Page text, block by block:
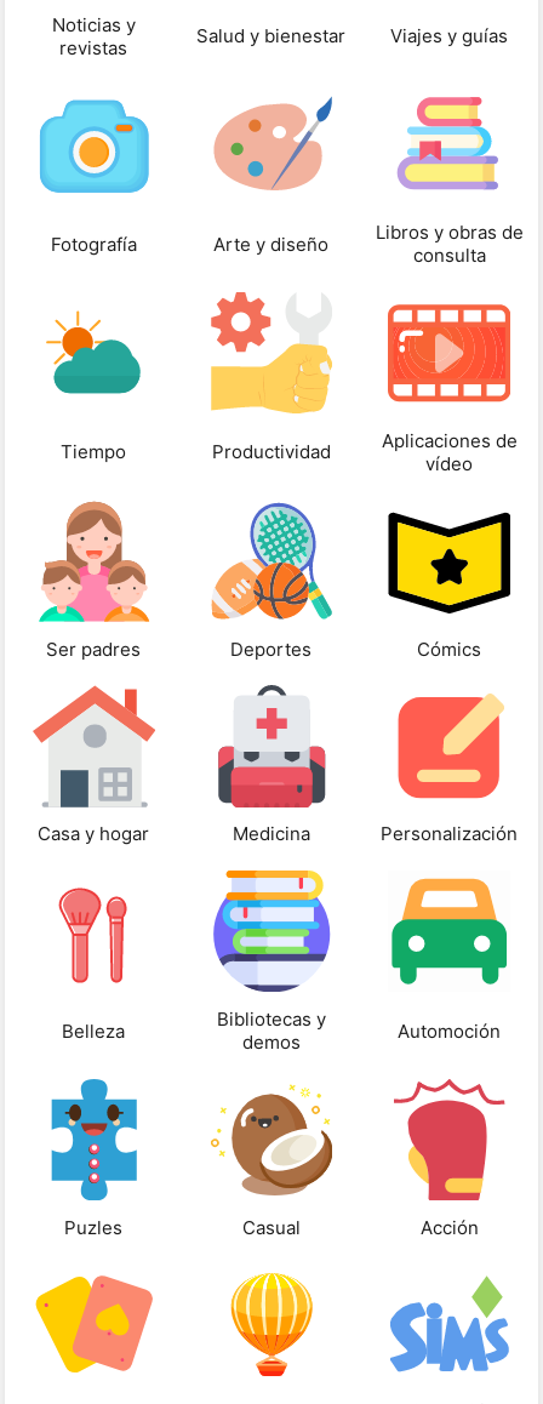
Noticias y
revistas
Salud y bienestar Viajes y guías
Fotografía Arte y diseño
Libros y obras de
consulta
Tiempo Productividad
Aplicaciones de
vídeo
Ser padres Deportes Cómics
Casa y hogar Medicina Personalización
Belleza
Bibliotecas y
demos
Automoción
Puzles Casual Acción